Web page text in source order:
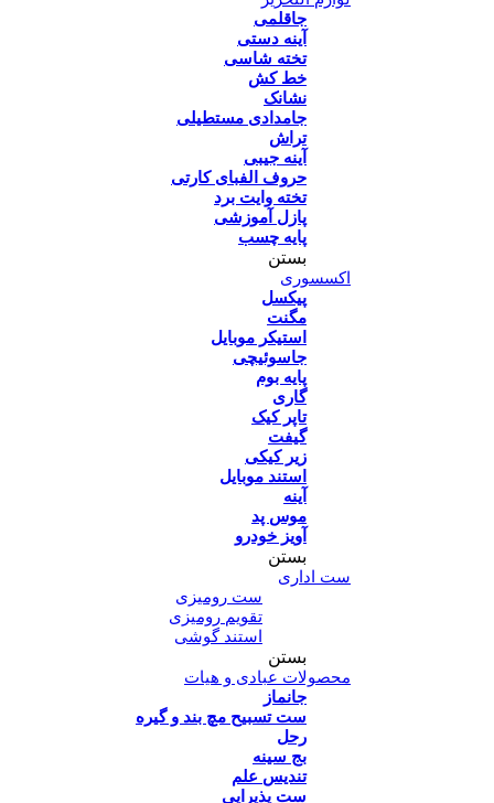
جاقلمی
آینه دستی
تخته شاسی
خط کش
نشانک
جامدادی مستطیلی
تراش
آینه جیبی
حروف الفبای کارتی
تخته وایت برد
پازل آموزشی
پایه چسب
بستن
اکسسوری
پیکسل
مگنت
استیکر موبایل
جاسوئیچی
پایه بوم
گاری
تاپر کیک
گیفت
زیر کیکی
استند موبایل
آینه
موس پد
آویز خودرو
بستن
ست اداری
ست رومیزی
تقویم رومیزی
استند گوشی
بستن
محصولات عبادی و هیات
جانماز
ست تسبیح مچ بند و گیره
رحل
بج سینه
تندیس علم
ست پذیرایی